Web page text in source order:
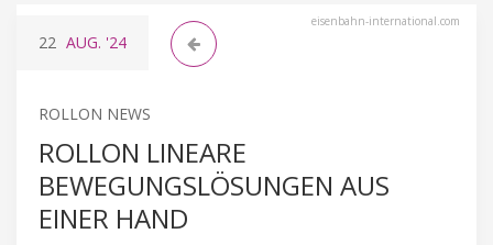
eisenbahn-international.com
22 AUG. '24
ROLLON NEWS
ROLLON LINEARE
BEWEGUNGSLÖSUNGEN AUS
EINER HAND